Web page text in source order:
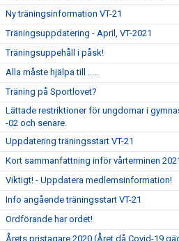
Ny träningsinformation VT-21
Träningsuppdatering - April, VT-2021
Träningsuppehåll i påsk!
Alla måste hjälpa till .....
Träning på Sportlovet?
Lättade restriktioner för ungdomar i
-02 och senare.
Uppdatering träningsstart VT-21
Kort sammanfattning inför vårterminen
Viktigt! - Uppdatera medlemsinformation!
Info angående träningsstart VT-21
Ordförande har ordet!
Årets pristagare 2020 (Året då Covid-19